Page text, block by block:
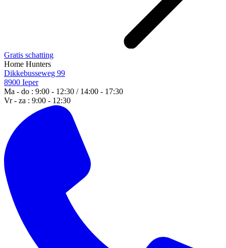
Gratis schatting
Home Hunters
Dikkebusseweg 99
8900 Ieper
Ma - do : 9:00 - 12:30 / 14:00 - 17:30
Vr - za : 9:00 - 12:30